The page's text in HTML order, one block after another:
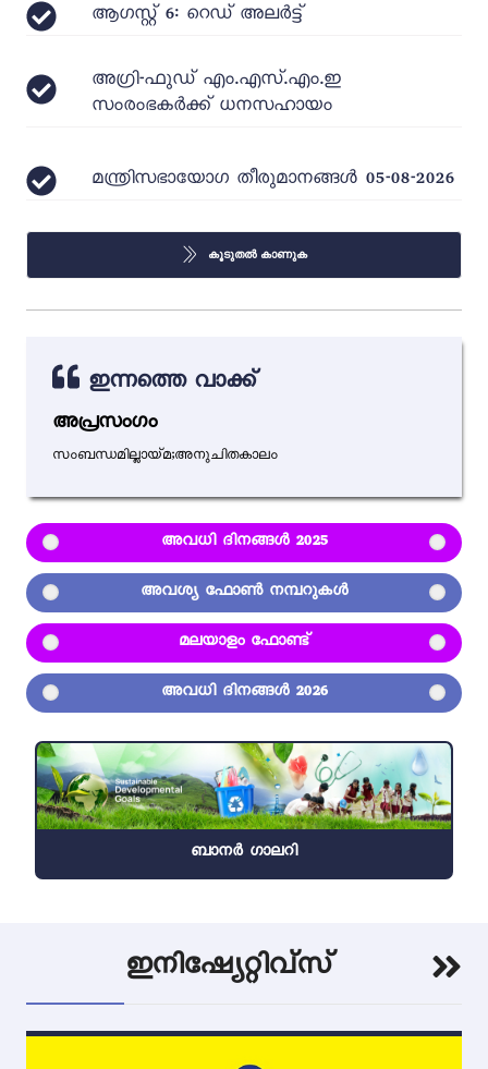
ആഗസ്റ്റ് 6: റെഡ് അലർട്ട്
അഗ്രി-ഫുഡ് എം.എസ്.എം.ഇ
സംരംഭകർക്ക് ധനസഹായം
മന്ത്രിസഭായോഗ തീരുമാനങ്ങൾ 05-08-2026
കൂടുതൽ കാണുക
ഇന്നത്തെ വാക്ക്
അപ്രസംഗം
സംബന്ധമില്ലായ്മ;അനുചിതകാലം
അവധി ദിനങ്ങൾ 2025
അവശ്യ ഫോൺ നമ്പറുകൾ
മലയാളം ഫോണ്ട്
അവധി ദിനങ്ങൾ 2026
ബാനർ ഗാലറി
ഇനിഷ്യേറ്റിവ്സ്